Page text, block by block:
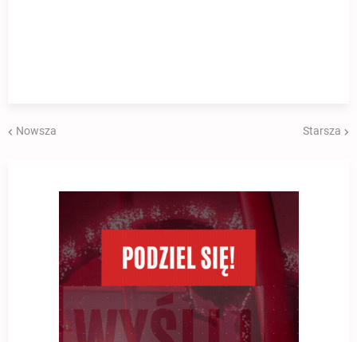
Nowsza Starsza